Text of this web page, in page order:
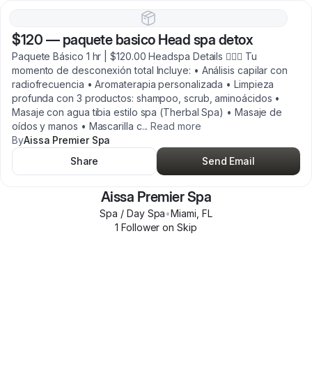
$120 — paquete basico Head spa detox
Paquete Básico 1 hr | $120.00 Headspa Details 🧖🏻‍♀️ Tu
momento de desconexión total Incluye: • Análisis capilar con
radiofrecuencia • Aromaterapia personalizada • Limpieza
profunda con 3 productos: shampoo, scrub, aminoácidos •
Masaje con agua tibia estilo spa (Therbal Spa) • Masaje de
oídos y manos • Mascarilla c... Read more
ByAissa Premier Spa
Share
Send Email
Aissa Premier Spa
Spa / Day Spa•Miami FL
1 Follower on Skip